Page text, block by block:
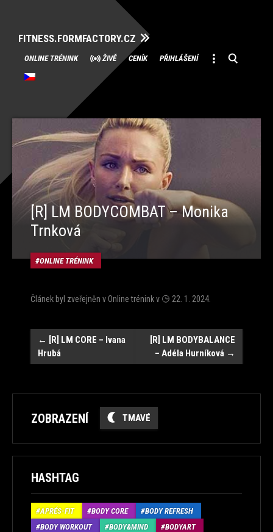
FITNESS.FORMFACTORY.CZ
Přeskočit
na
obsah
ONLINE TRÉNINK ŽIVĚ CENÍK PŘIHLÁŠENÍ
[R] LM BODYCOMBAT – Monika
Trnková
ONLINE TRÉNINK
Článek byl zveřejněn vOnline tréninkv 22. 1. 2024
Navigace
← [R] LM CORE – Ivana
Hrubá
[R] LM BODYBALANCE
– Adéla Hurníková →
ZOBRAZENÍ TMAVÉ
HASHTAG
APRÉS-FIT BODY CORE
BODY REFRESH
BODY WORKOUT
BODY&MIND
BODYART